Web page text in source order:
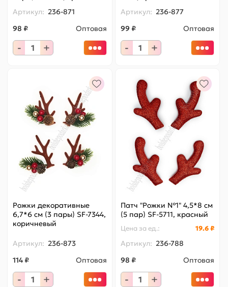
Артикул: 236-871
98 ₽
Оптовая
- +
Артикул: 236-877
99 ₽
Оптовая
- +
Рожки декоративные
6,7*6 см (3 пары) SF-7344,
коричневый
Артикул: 236-873
114 ₽
Оптовая
- +
Патч "Рожки №1" 4,5*8 см
(5 пар) SF-5711, красный
Цена за ед.: 19.6 ₽
Артикул: 236-788
98 ₽
Оптовая
- +